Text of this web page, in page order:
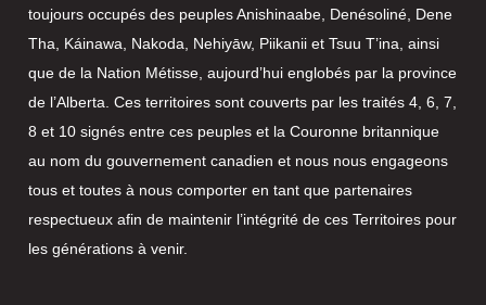
toujours occupés des peuples Anishinaabe, Denésoliné, Dene
Tha, Káinawa, Nakoda, Nehiyāw, Piikanii et Tsuu T’ina, ainsi
que de la Nation Métisse, aujourd’hui englobés par la province
de l’Alberta. Ces territoires sont couverts par les traités 4, 6, 7,
8 et 10 signés entre ces peuples et la Couronne britannique
au nom du gouvernement canadien et nous nous engageons
tous et toutes à nous comporter en tant que partenaires
respectueux afin de maintenir l’intégrité de ces Territoires pour
les générations à venir.